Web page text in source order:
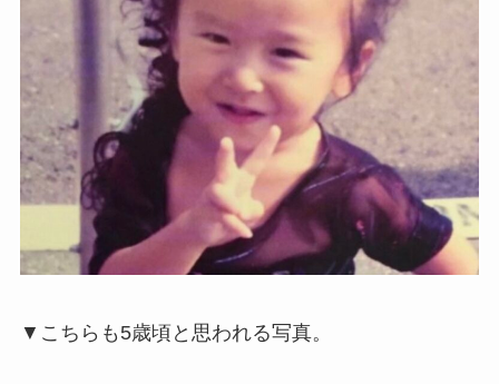
▼こちらも5歳頃と思われる写真。